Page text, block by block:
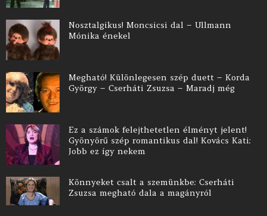
Nosztalgikus! Moncsicsi dal – Ullmann
Mónika énekel
Megható! Különlegesen szép duett – Korda
György – Cserháti Zsuzsa – Maradj még
Ez a számok felejthetetlen élményt jelent!
Gyönyörű szép romantikus dal! Kovács Kati:
Jobb ez így nekem
Könnyeket csalt a szemünkbe: Cserháti
Zsuzsa megható dala a magányról